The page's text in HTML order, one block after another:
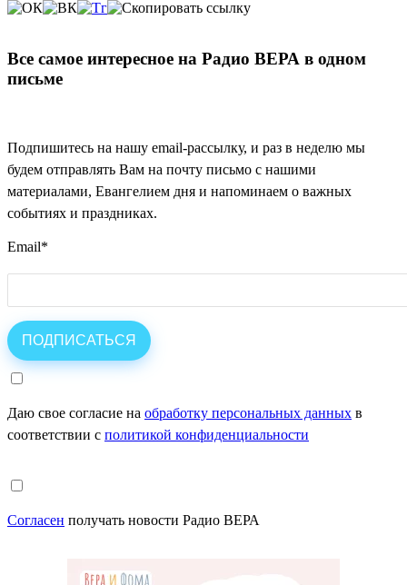
Все самое интересное на Радио ВЕРА в одном
письме
Подпишитесь на нашу email-рассылку, и раз в неделю мы
будем отправлять Вам на почту письмо с нашими
материалами, Евангелием дня и напоминаем о важных
событиях и праздниках.
Email*
Даю свое согласие на обработку персональных данных в
соответствии с политикой конфиденциальности
Согласен получать новости Радио ВЕРА